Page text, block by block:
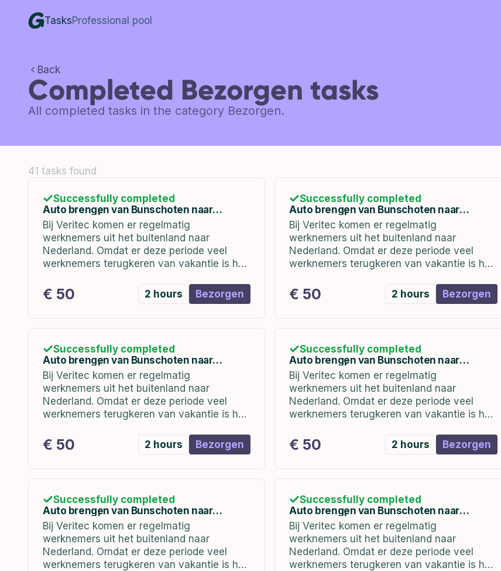
TasksProfessional pool
Back
Completed Bezorgen tasks
All completed tasks in the category Bezorgen.
41 tasks found
Successfully completed
Auto brengen van Bunschoten naar
Hoofddorp | vrijdag 14-01-2023
Bij Veritec komen er regelmatig
werknemers uit het buitenland naar
Nederland. Omdat er deze periode veel
werknemers terugkeren van vakantie is het
auto bij terugkomst.
€ 50 2 hours Bezorgen
Successfully completed
Auto brengen van Bunschoten naar
Hoofddorp | vrijdag 14-01-2023
Bij Veritec komen er regelmatig
werknemers uit het buitenland naar
Nederland. Omdat er deze periode veel
werknemers terugkeren van vakantie is het
auto bij terugkomst.
€ 50 2 hours Bezorgen
Successfully completed
Auto brengen van Bunschoten naar
Hoofddorp | 14-01-2023
Bij Veritec komen er regelmatig
werknemers uit het buitenland naar
Nederland. Omdat er deze periode veel
werknemers terugkeren van vakantie is het
auto bij terugkomst.
€ 50 2 hours Bezorgen
Successfully completed
Auto brengen van Bunschoten naar
Hoofddorp | In week 3 (09 t/m 13 januari)
Bij Veritec komen er regelmatig
werknemers uit het buitenland naar
Nederland. Omdat er deze periode veel
werknemers terugkeren van vakantie is het
auto bij terugkomst. de auto's staan bij ons
kantoor in Bunschoten...
€ 50 2 hours Bezorgen
Successfully completed
Auto brengen van Bunschoten naar
Hoofddorp | 09-01-2023
Bij Veritec komen er regelmatig
werknemers uit het buitenland naar
Nederland. Omdat er deze periode veel
werknemers terugkeren van vakantie is het
Successfully completed
Auto brengen van Bunschoten naar
Hoofddorp | 09-01-2023
Bij Veritec komen er regelmatig
werknemers uit het buitenland naar
Nederland. Omdat er deze periode veel
werknemers terugkeren van vakantie is het